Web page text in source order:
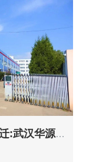
覆盖配电开
制及多品牌
签约快报26.6.23|再次携手,智造跃迁:武汉华源电气携手利驰共筑D-Hub设计制造一体化数字新生态!